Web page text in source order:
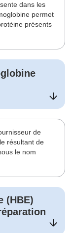
dans les
permet
présents
de
résultant de
le nom
(HBE)